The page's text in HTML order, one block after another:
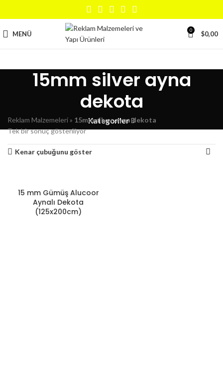
MENÜ 0 $0,00
15mm silver ayna
dekota
Kategoriler
Reklam Malzemeleri » 15mm silver ayna dekota
Tek bir sonuç gösteriliyor
Kenar çubuğunu göster
15 mm Gümüş Alucoor
Aynalı Dekota
(125x200cm)